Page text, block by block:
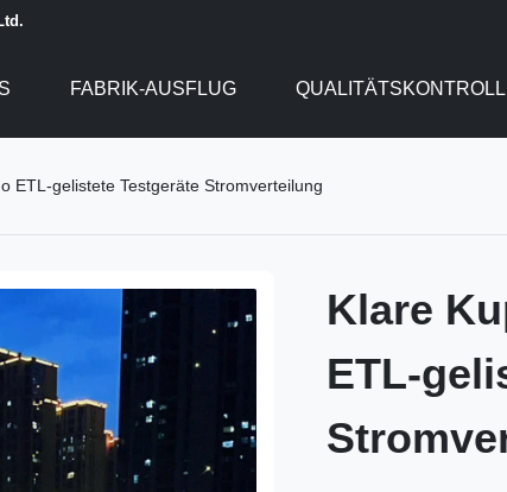
FABRIK-AUSFLUG
ETL-gelistete Testgeräte Stromverteilung
Klare
ETL-